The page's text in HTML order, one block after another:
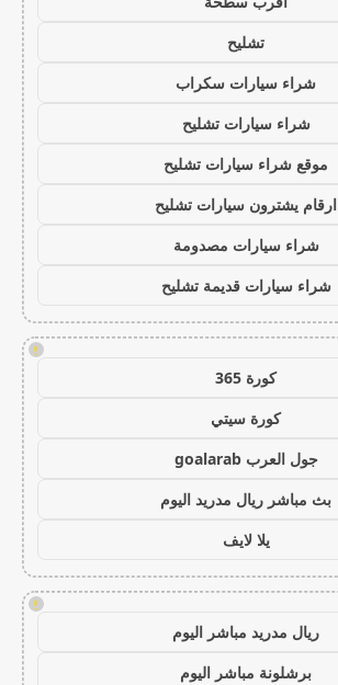
تشليح
شراء سيارات سكراب
شراء سيارات تشليح
موقع شراء سيارات تشليح
ارقام يشترون سيارات تشليح
شراء سيارات مصدومة
شراء سيارات قديمة تشليح
!
كورة 365
كورة سيتي
جول العرب goalarab
بث مباشر ريال مدريد اليوم
يلا لايف
!
ريال مدريد مباشر اليوم
برشلونة مباشر اليوم